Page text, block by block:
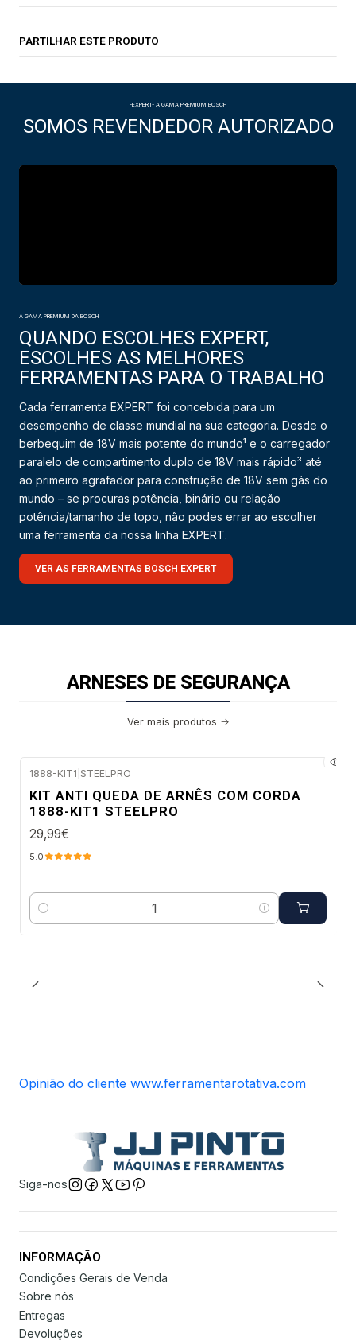
PARTILHAR ESTE PRODUTO
-EXPERT- A GAMA PREMIUM BOSCH
SOMOS REVENDEDOR AUTORIZADO
A GAMA PREMIUM DA BOSCH
QUANDO ESCOLHES EXPERT,
ESCOLHES AS MELHORES
FERRAMENTAS PARA O TRABALHO
Cada ferramenta EXPERT foi concebida para um
desempenho de classe mundial na sua categoria. Desde o
berbequim de 18V mais potente do mundo¹ e o carregador
paralelo de compartimento duplo de 18V mais rápido³ até
ao primeiro agrafador para construção de 18V sem gás do
mundo – se procuras potência, binário ou relação
potência/tamanho de topo, não podes errar ao escolher
uma ferramenta da nossa linha EXPERT.
VER AS FERRAMENTAS BOSCH EXPERT
ARNESES DE SEGURANÇA
Ver mais produtos
1888-KIT1 STEELPRO
KIT ANTI QUEDA DE ARNÊS COM CORDA
1888-KIT1 STEELPRO
29,99€
5.0
Quantidade
Opinião do cliente www.ferramentarotativa.com
Siga-nos
INFORMAÇÃO
Condições Gerais de Venda
Sobre nós
Entregas
Devoluções